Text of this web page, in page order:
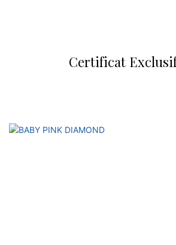
Certificat